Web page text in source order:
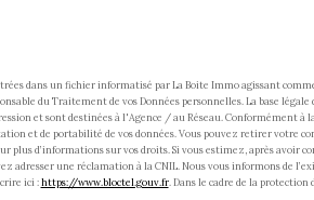
dans un fichier informatisé par La Boite Immo agissant
du Traitement de vos Données personnelles. La base
et sont destinées à l'Agence / au Réseau. Conformément
et de portabilité de vos données. Vous pouvez retirer
plus d’informations sur vos droits. Si vous estimez, après avoir
adresser une réclamation à la CNIL. Nous vous informons de
ici :https://www.bloctel.gouv.fr. Dans le cadre de la protection